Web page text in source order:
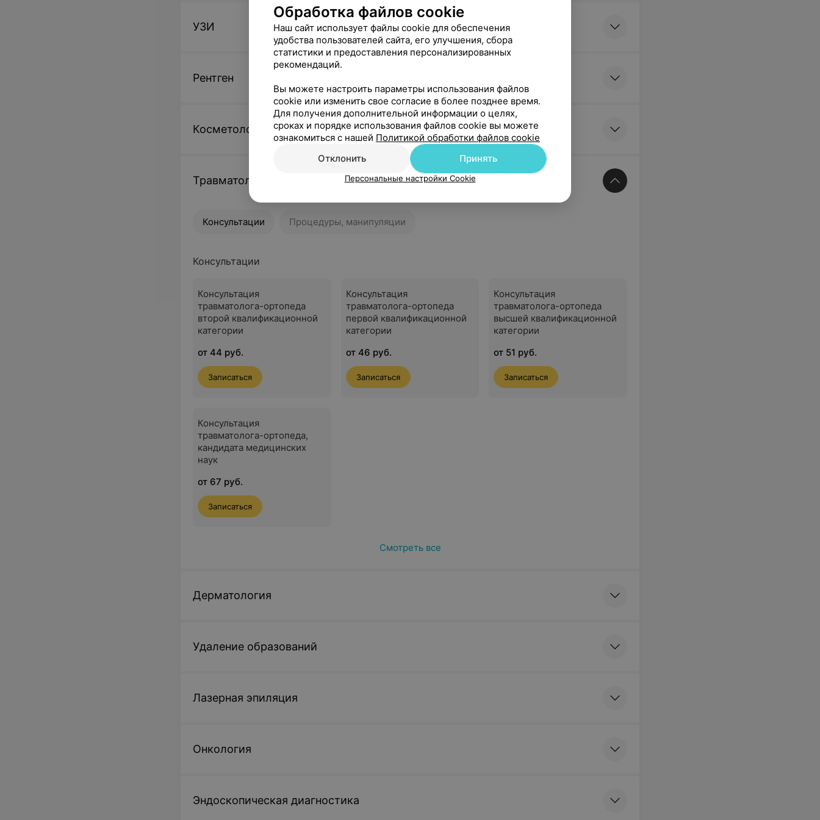
УЗИ
Рентген
Косметология
Травматология
Консультации Процедуры, манипуляции
Консультации
Консультация
травматолога-ортопеда
второй квалификационной
категории
от 44 руб.
Записаться
Консультация
травматолога-ортопеда
первой квалификационной
категории
от 46 руб.
Записаться
Консультация
травматолога-ортопеда
высшей квалификационной
категории
от 51 руб.
Записаться
Консультация
травматолога-ортопеда,
кандидата медицинских
наук
от 67 руб.
Записаться
Смотреть все
Дерматология
Удаление образований
Лазерная эпиляция
Онкология
Эндоскопическая диагностика
Обработка файлов cookie
Наш сайт использует файлы cookie для обеспечения
удобства пользователей сайта, его улучшения, сбора
статистики и предоставления персонализированных
рекомендаций.
Вы можете настроить параметры использования файлов
cookie или изменить свое согласие в более позднее время.
Для получения дополнительной информации о целях,
сроках и порядке использования файлов cookie вы можете
ознакомиться с нашей Политикой обработки файлов cookie
Отклонить
Принять
Персональные настройки Cookie